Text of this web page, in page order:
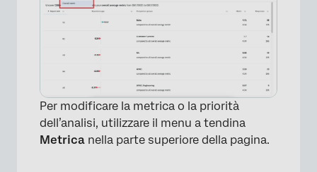
Per modificare la metrica o la priorità
dell’analisi, utilizzare il menu a tendina
Metrica nella parte superiore della pagina.